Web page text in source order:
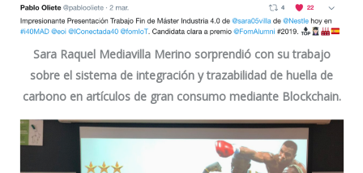
Sara Raquel Mediavilla Merinosorprendió con su trabajo
sobre el sistema de integración y trazabilidad de huella de
carbono en artículos de gran consumo mediante Blockchain.